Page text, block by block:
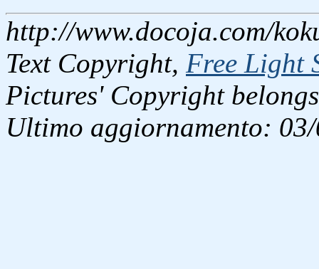
http://www.docoja.com/
Text Copyright, Free Light
Pictures' Copyright
Ultimo aggiornamento: